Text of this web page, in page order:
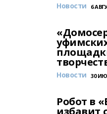
Новости 6
Новости 30
Робот в
избавит